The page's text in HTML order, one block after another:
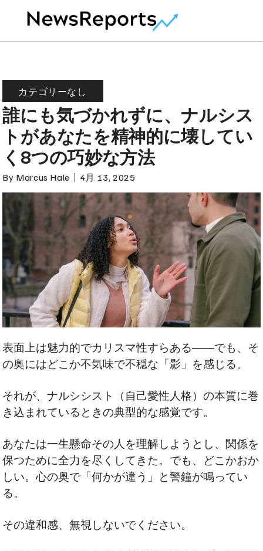
カテゴリーなし
誰にも気づかれずに、ナルシス
トがあなたを精神的に壊してい
く8つの巧妙な方法
By Marcus Hale 4月 13, 2025
表面上は魅力的でカリスマ性すらある――でも、そ
の奥にはどこか不気味で不穏な「影」を感じる。
それが、ナルシシスト（自己愛性人格）の本質に巻
き込まれているときの典型的な感覚です。
あなたは一生懸命その人を理解しようとし、関係を
保つために全力を尽くしてきた。でも、どこかおか
しい。心の奥で「何かが違う」と警鐘が鳴ってい
る。
その違和感、無視しないでください。